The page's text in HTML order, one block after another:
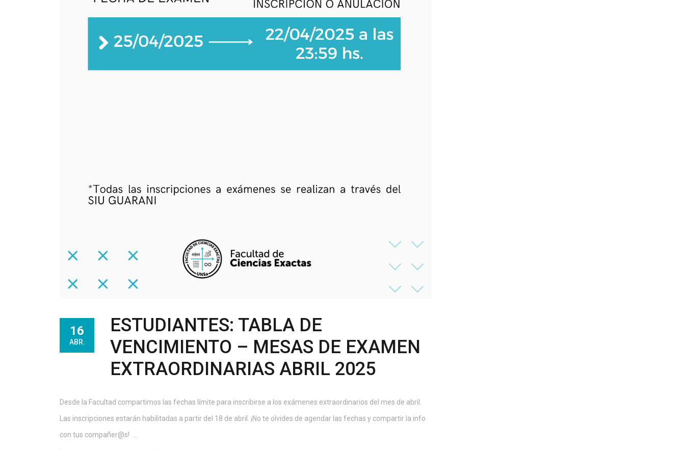
16
ABR.
ESTUDIANTES: TABLA DE
VENCIMIENTO – MESAS DE EXAMEN
EXTRAORDINARIAS ABRIL 2025
Desde la Facultad compartimos las fechas límite para inscribirse a los exámenes extraordinarios del mes de abril.
Las inscripciones estarán habilitadas a partir del 18 de abril. ¡No te olvides de agendar las fechas y compartir la info
con tus compañer@s! ...